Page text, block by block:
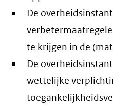
De
te krijgen in de
De
wettelijke